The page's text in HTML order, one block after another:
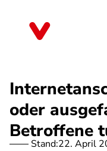
oder
Betroffene
Stand:22. April